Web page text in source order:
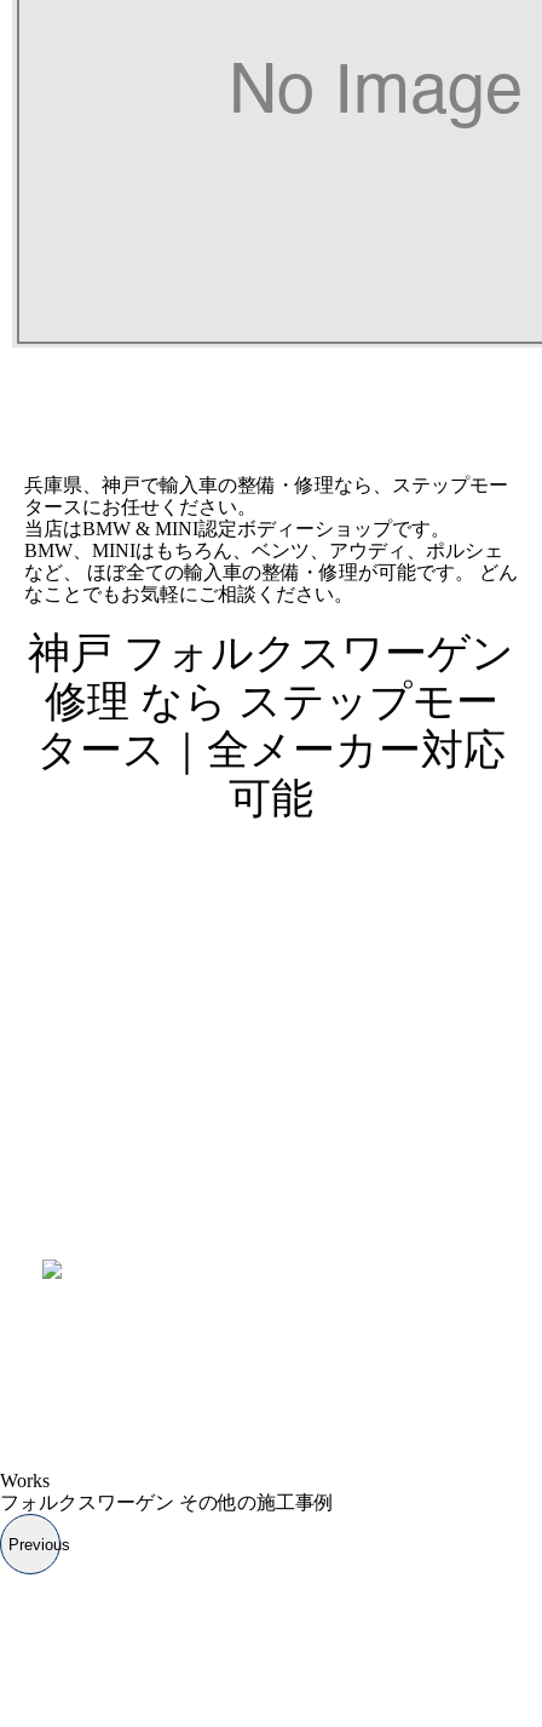
兵庫県、神戸で輸入車の整備・修理なら、ステップモー
タースにお任せください。
当店はBMW & MINI認定ボディーショップです。
BMW、MINIはもちろん、ベンツ、アウディ、ポルシェ
など、 ほぼ全ての輸入車の整備・修理が可能です。 どん
なことでもお気軽にご相談ください。
神戸 フォルクスワーゲン
修理 なら ステップモー
タース｜全メーカー対応
可能
Works
フォルクスワーゲン その他の施工事例
Previous